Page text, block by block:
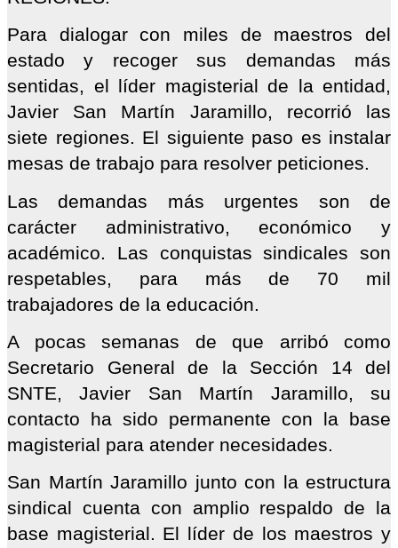
Para dialogar con miles de maestros del
estado y recoger sus demandas más
sentidas, el líder magisterial de la entidad,
Javier San Martín Jaramillo, recorrió las
siete regiones. El siguiente paso es instalar
mesas de trabajo para resolver peticiones.
Las demandas más urgentes son de
carácter administrativo, económico y
académico. Las conquistas sindicales son
respetables, para más de 70 mil
trabajadores de la educación.
A pocas semanas de que arribó como
Secretario General de la Sección 14 del
SNTE, Javier San Martín Jaramillo, su
contacto ha sido permanente con la base
magisterial para atender necesidades.
San Martín Jaramillo junto con la estructura
sindical cuenta con amplio respaldo de la
base magisterial. El líder de los maestros y